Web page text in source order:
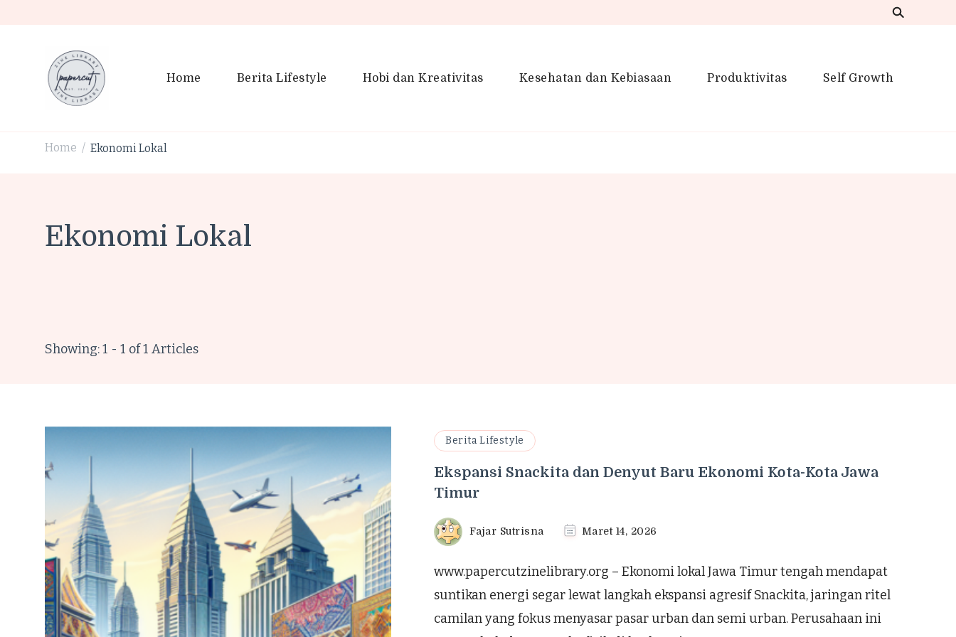
Home Berita Lifestyle Hobi dan Kreativitas Kesehatan dan Kebiasaan Produktivitas Self Growth
Home / Ekonomi Lokal
Ekonomi Lokal
Showing: 1 - 1 of 1 Articles
Berita Lifestyle
Ekspansi Snackita dan Denyut Baru Ekonomi Kota-Kota Jawa
Timur
Fajar Sutrisna Maret 14, 2026
www.papercutzinelibrary.org – Ekonomi lokal Jawa Timur tengah mendapat
suntikan energi segar lewat langkah ekspansi agresif Snackita, jaringan ritel
camilan yang fokus menyasar pasar urban dan semi urban. Perusahaan ini